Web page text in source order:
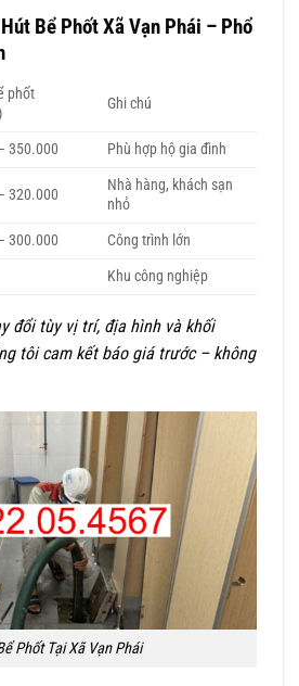
Hút Bể Phốt Xã Vạn Phái – Phổ
phốt
Ghi chú
350.000 Phù hợp hộ gia đình
320.000
Nhà hàng, khách sạn
nhỏ
300.000
Công trình lớn
Khu công nghiệp
đổi tùy vị trí, địa hình và khối
tôi cam kết báo giá trước – không
Phốt Tại Xã Vạn Phái